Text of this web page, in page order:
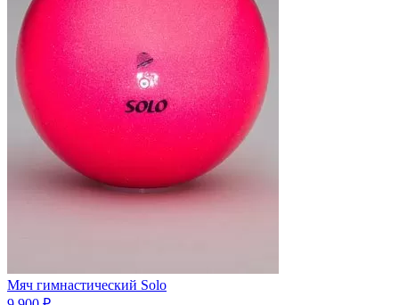
Мяч гимнастический Solo